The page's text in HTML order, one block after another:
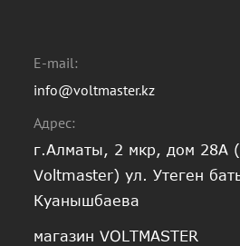
E-mail:
info@voltmaster.kz
Адрес:
г.Алматы, 2 мкр, дом 28А
Voltmaster) ул. Утеген
Куанышбаева
магазин VOLTMASTER